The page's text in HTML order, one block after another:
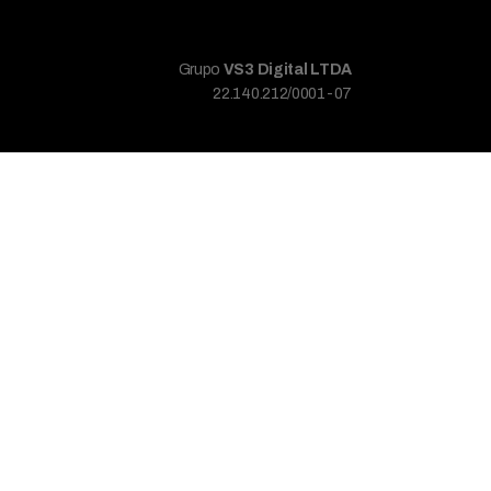
Grupo VS3 Digital LTDA
22.140.212/0001-07